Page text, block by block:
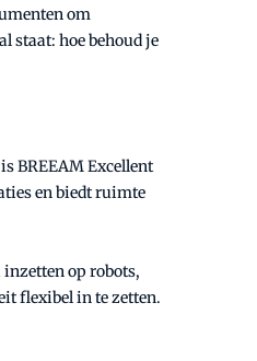
om
staat: hoe behoud je
BREEAM Excellent
en biedt ruimte
op robots,
flexibel in te zetten.